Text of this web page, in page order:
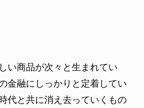
い商品が次々と生まれてい
金融にしっかりと定着してい
代と共に消え去っていくもの